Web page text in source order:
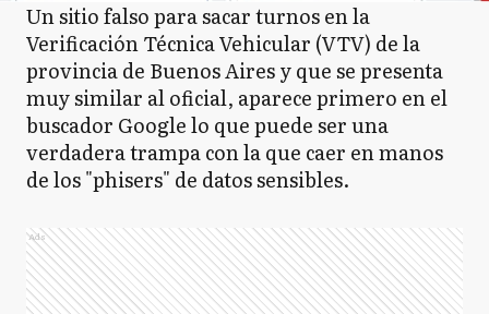
Un sitio falso para sacar turnos en la
Verificación Técnica Vehicular (VTV) de la
provincia de Buenos Aires y que se presenta
muy similar al oficial, aparece primero en el
buscador Google lo que puede ser una
verdadera trampa con la que caer en manos
de los "phisers" de datos sensibles.
Ads